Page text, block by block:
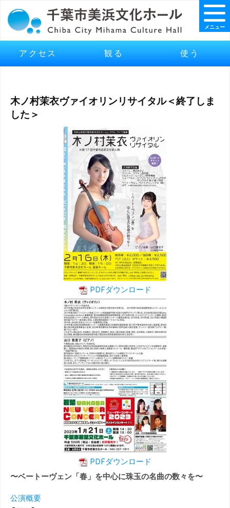
アクセス 観る 使う
メニュー
木ノ村茉衣ヴァイオリンリサイタル＜終了しま
した＞
PDFダウンロード
PDFダウンロード
〜ベートーヴェン「春」を中心に珠玉の名曲の数々を〜
公演概要